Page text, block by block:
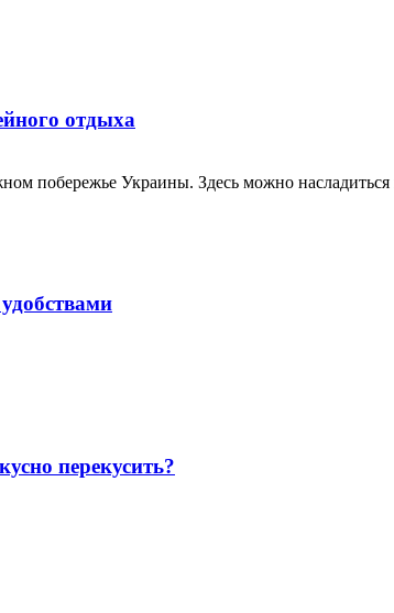
отдыха
побережье Украины. Здесь можно
перекусить?